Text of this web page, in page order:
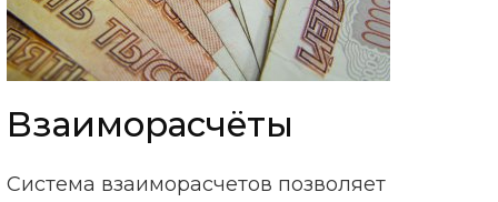
Взаиморасчёты
Система взаиморасчетов позволяет